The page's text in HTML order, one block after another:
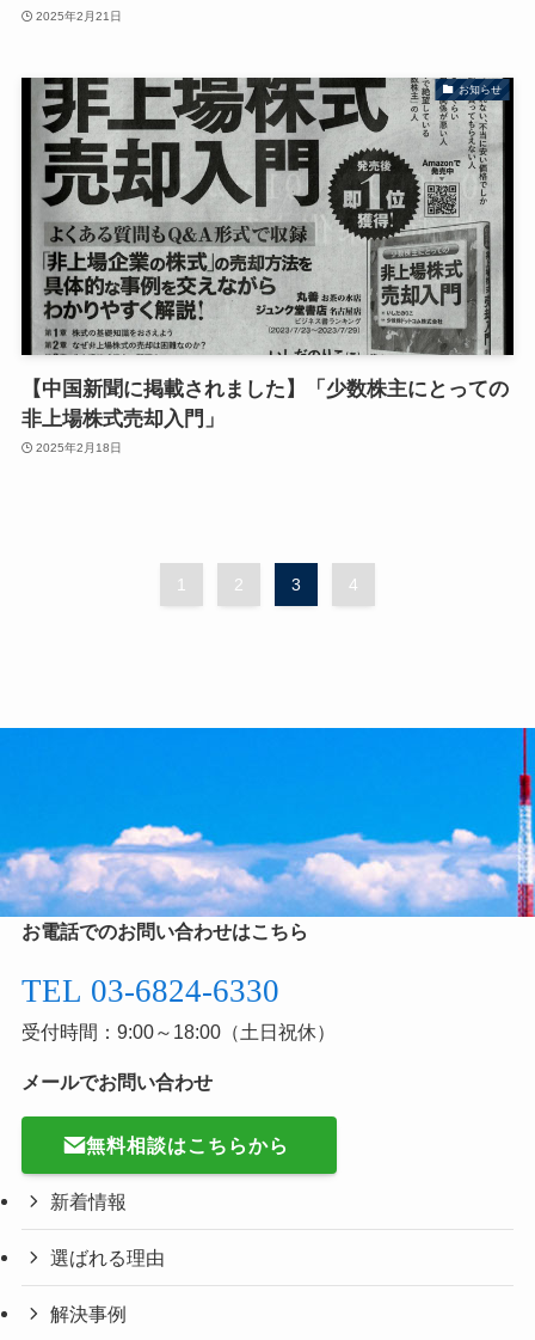
2025年2月21日
お知らせ
【中国新聞に掲載されました】「少数株主にとっての
非上場株式売却入門」
2025年2月18日
1 2 3 4
お電話でのお問い合わせはこちら
TEL 03-6824-6330
受付時間：9:00～18:00（土日祝休）
メールでお問い合わせ
無料相談はこちらから
新着情報
選ばれる理由
解決事例